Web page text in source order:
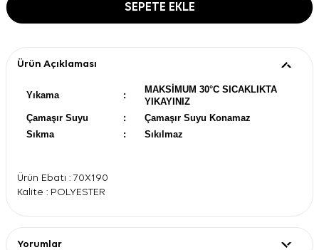
SEPETE EKLE
Ürün Açıklaması
Yıkama :
MAKSİMUM 30°C SICAKLIKTA
YIKAYINIZ
Çamaşır Suyu
:
Çamaşır Suyu Konamaz
Sıkma
: Sıkılmaz
Ürün Ebatı : 70X190
Kalite : POLYESTER
Yorumlar